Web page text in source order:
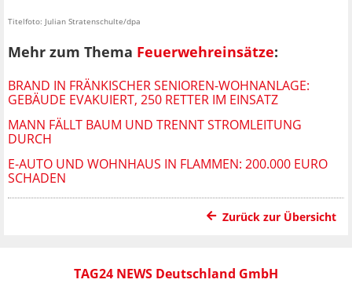
Titelfoto: Julian Stratenschulte/dpa
Mehr zum Thema Feuerwehreinsätze:
BRAND IN FRÄNKISCHER SENIOREN-WOHNANLAGE:
GEBÄUDE EVAKUIERT, 250 RETTER IM EINSATZ
MANN FÄLLT BAUM UND TRENNT STROMLEITUNG
DURCH
E-AUTO UND WOHNHAUS IN FLAMMEN: 200.000 EURO
SCHADEN
Zurück zur Übersicht
TAG24 NEWS Deutschland GmbH